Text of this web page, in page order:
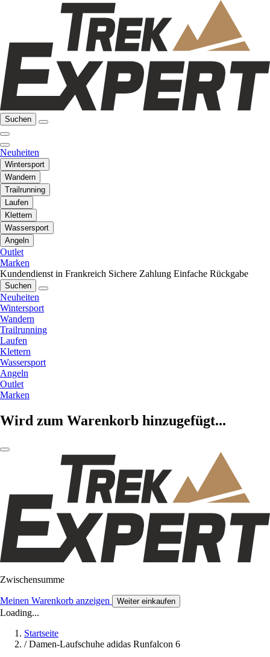
Suchen
Neuheiten
Wintersport
Wandern
Trailrunning
Laufen
Klettern
Wassersport
Angeln
Outlet
Marken
Kundendienst in Frankreich Sichere Zahlung Einfache Rückgabe
Suchen
Neuheiten
Wintersport
Wandern
Trailrunning
Laufen
Klettern
Wassersport
Angeln
Outlet
Marken
Wird zum Warenkorb hinzugefügt...
Zwischensumme
Meinen Warenkorb anzeigen Weiter einkaufen
Loading...
Startseite
/ Damen-Laufschuhe adidas Runfalcon 6